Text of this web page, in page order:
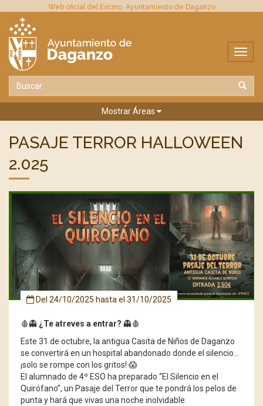
Web oficial del Excmo. Ayuntamiento de Daganzo
Mostrar Áreas
PASAJE TERROR HALLOWEEN
2.025
Del 24/10/2025 hasta el 31/10/2025
🩸👻 ¿Te atreves a entrar? 👻🩸
Este 31 de octubre, la antigua Casita de Niños de Daganzo
se convertirá en un hospital abandonado donde el silencio…
¡solo se rompe con los gritos! 😱
El alumnado de 4º ESO ha preparado “El Silencio en el
Quirófano”, un Pasaje del Terror que te pondrá los pelos de
punta y hará que vivas una noche inolvidable.